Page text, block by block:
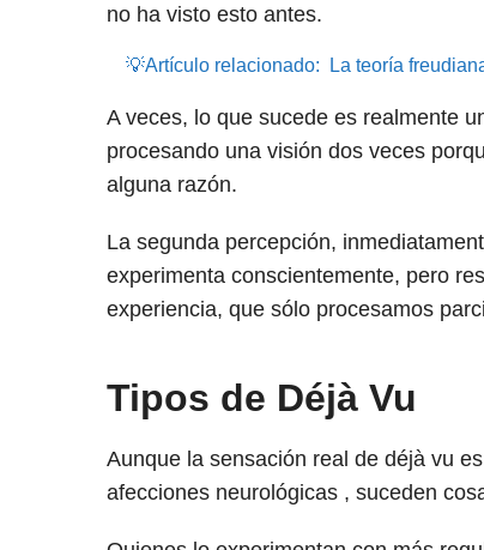
no ha visto esto antes.
💡Artículo relacionado: La teoría
A veces, lo que sucede es realmente
procesando una visión dos veces
alguna razón.
La segunda percepción,
experimenta conscientemente, pero
experiencia, que sólo procesamos
Tipos de Déjà Vu
Aunque la sensación real de déjà vu
afecciones neurológicas , suceden